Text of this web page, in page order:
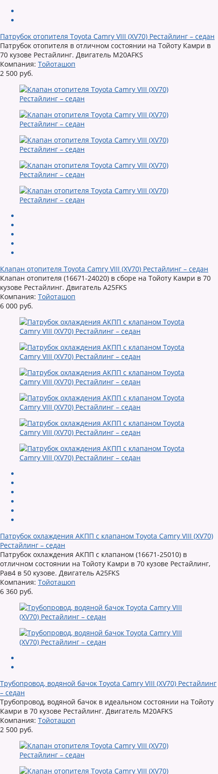
Патрубок отопителя Toyota Camry VIII (XV70) Рестайлинг – седан
Патрубок отопителя в отличном состоянии на Тойоту Камри в
70 кузове Рестайлинг. Двигатель M20AFKS
Компания: Тойоташоп
2 500 руб.
Клапан отопителя Toyota Camry VIII (XV70) Рестайлинг – седан
Клапан отопителя (16671-24020) в сборе на Тойоту Камри в 70
кузове Рестайлинг. Двигатель A25FKS
Компания: Тойоташоп
6 000 руб.
Патрубок охлаждения АКПП с клапаном Toyota Camry VIII (XV70)
Рестайлинг – седан
Патрубок охлаждения АКПП с клапаном (16671-25010) в
отличном состоянии на Тойоту Камри в 70 кузове Рестайлинг,
Рав4 в 50 кузове. Двигатель A25FKS
Компания: Тойоташоп
6 360 руб.
Трубопровод, водяной бачок Toyota Camry VIII (XV70) Рестайлинг
– седан
Трубопровод, водяной бачок в идеальном состоянии на Тойоту
Камри в 70 кузове Рестайлинг. Двигатель M20AFKS
Компания: Тойоташоп
2 500 руб.